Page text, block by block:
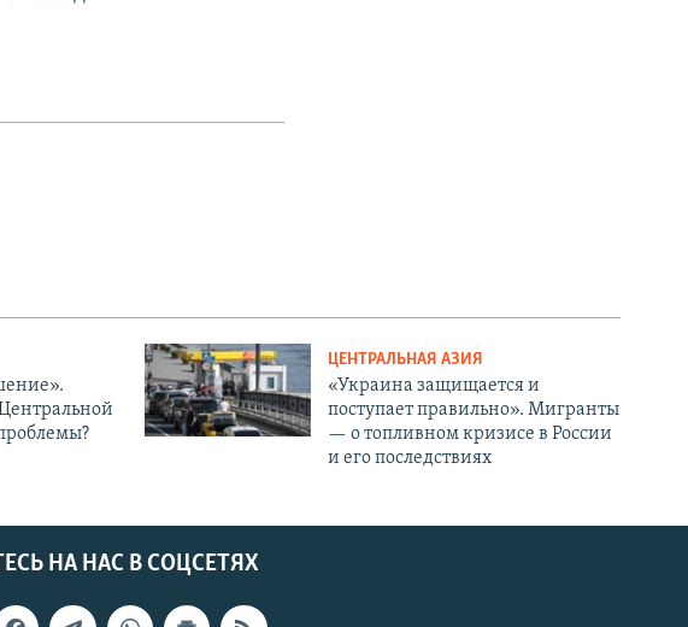
ЦЕНТРАЛЬНАЯ АЗИЯ
«Украина защищается и
поступает правильно». Мигранты
— о топливном кризисе в России
и его последствиях
НА НАС В СОЦСЕТЯХ